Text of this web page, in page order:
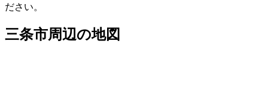
ださい。
三条市周辺の地図